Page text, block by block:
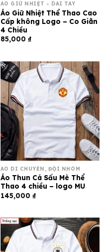
ÁO GIỮ NHIỆT - DÀI TAY
Áo Giữ Nhiệt Thể Thao Cao
Cấp không Logo – Co Giãn
4 Chiều
85,000 ₫
ÁO DI CHUYỂN, ĐỘI NHÓM
Áo Thun Cá Sấu Mè Thể
Thao 4 chiều – logo MU
145,000 ₫